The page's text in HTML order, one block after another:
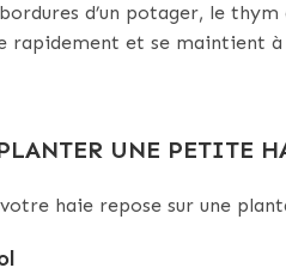
d’un potager, le
rapidement et se maintient
UNE PETITE
haie repose sur une